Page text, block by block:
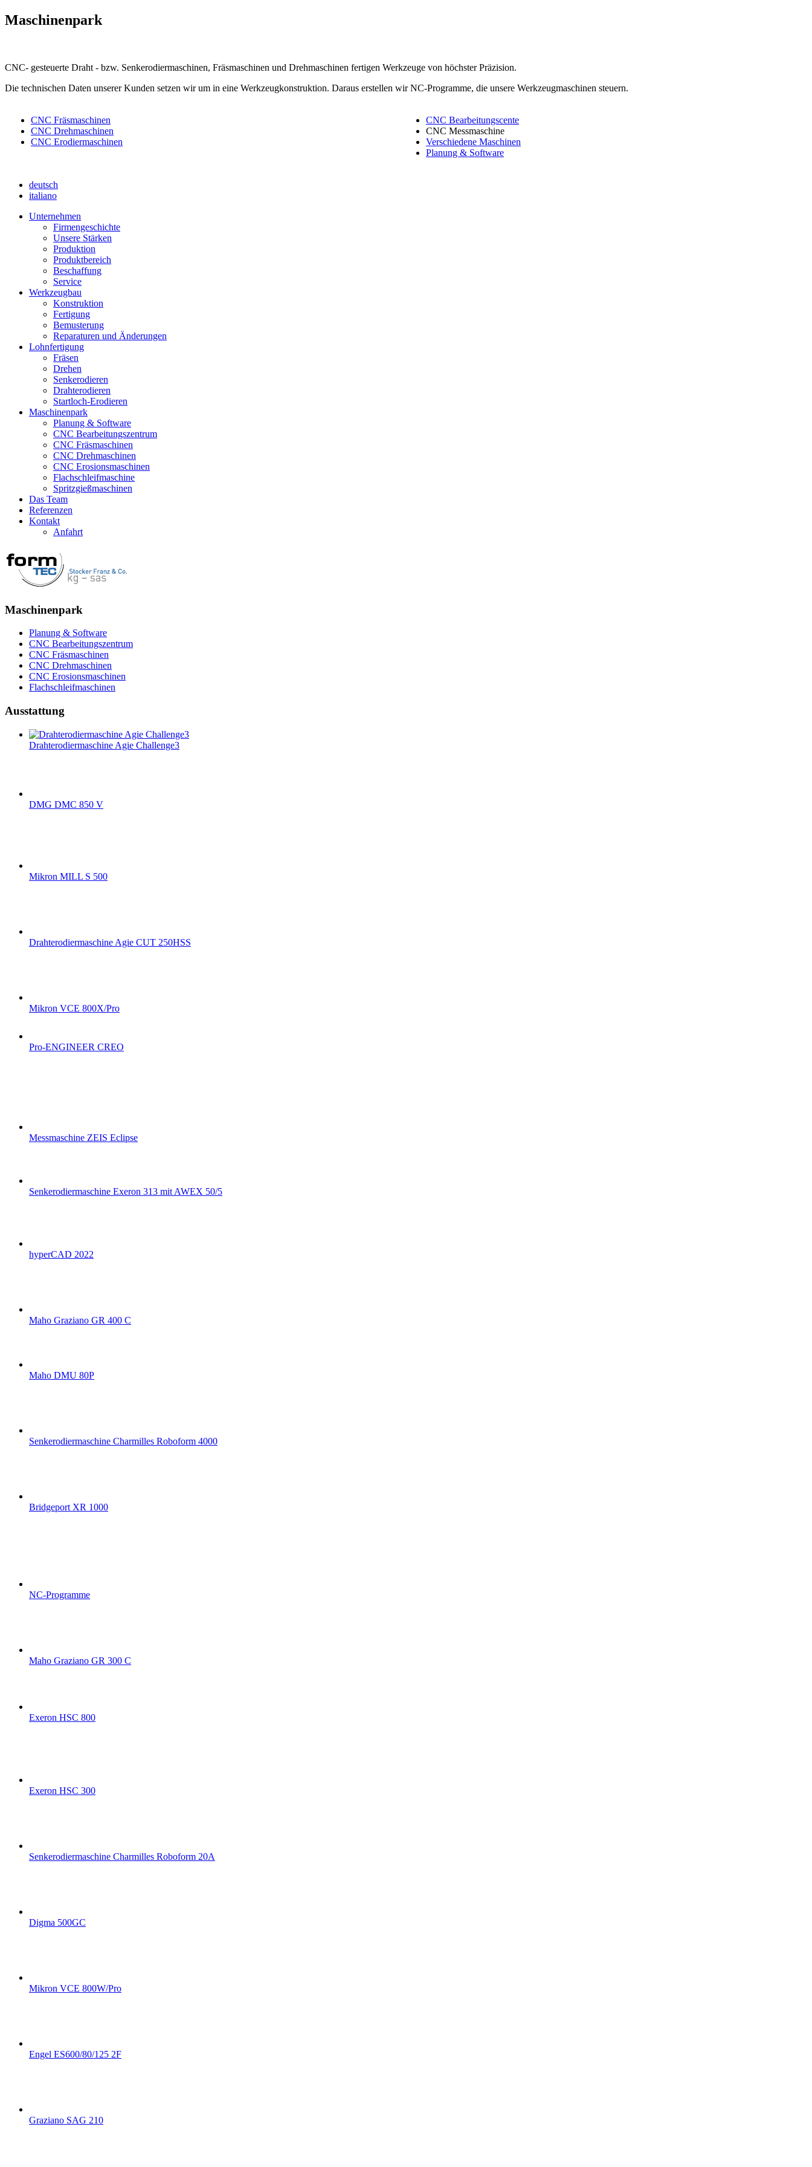
Maschinenpark
CNC- gesteuerte Draht - bzw. Senkerodiermaschinen, Fräsmaschinen und Drehmaschinen fertigen Werkzeuge von höchster Präzision.
Die technischen Daten unserer Kunden setzen wir um in eine Werkzeugkonstruktion. Daraus erstellen wir NC-Programme, die unsere Werkzeugmaschinen steuern.
CNC Fräsmaschinen
CNC Drehmaschinen
CNC Erodiermaschinen
CNC Bearbeitungscente
CNC Messmaschine
Verschiedene Maschinen
Planung & Software
deutsch
italiano
Unternehmen
Firmengeschichte
Unsere Stärken
Produktion
Produktbereich
Beschaffung
Service
Werkzeugbau
Konstruktion
Fertigung
Bemusterung
Reparaturen und Änderungen
Lohnfertigung
Fräsen
Drehen
Senkerodieren
Drahterodieren
Startloch-Erodieren
Maschinenpark
Planung & Software
CNC Bearbeitungszentrum
CNC Fräsmaschinen
CNC Drehmaschinen
CNC Erosionsmaschinen
Flachschleifmaschine
Spritzgießmaschinen
Das Team
Referenzen
Kontakt
Anfahrt
Maschinenpark
Planung & Software
CNC Bearbeitungszentrum
CNC Fräsmaschinen
CNC Drehmaschinen
CNC Erosionsmaschinen
Flachschleifmaschinen
Ausstattung
Drahterodiermaschine Agie Challenge3
DMG DMC 850 V
Mikron MILL S 500
Drahterodiermaschine Agie CUT 250HSS
Mikron VCE 800X/Pro
Pro-ENGINEER CREO
Messmaschine ZEIS Eclipse
Senkerodiermaschine Exeron 313 mit AWEX 50/5
hyperCAD 2022
Maho Graziano GR 400 C
Maho DMU 80P
Senkerodiermaschine Charmilles Roboform 4000
Bridgeport XR 1000
NC-Programme
Maho Graziano GR 300 C
Exeron HSC 800
Exeron HSC 300
Senkerodiermaschine Charmilles Roboform 20A
Digma 500GC
Mikron VCE 800W/Pro
Engel ES600/80/125 2F
Graziano SAG 210